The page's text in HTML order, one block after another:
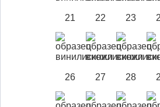
21 22 23
26 27 28